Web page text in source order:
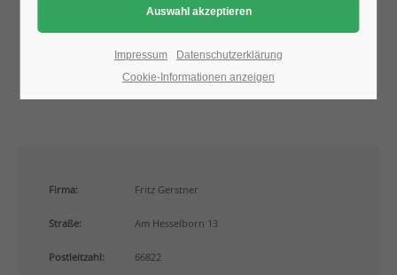
376-293 City Road, Suite 600
San Francisco, CA 94102
info@yourdomain.com
About us
Lorem ipsum dolor sit amet, consectetuer adipiscing
Firma: Fritz Gerstner
Straße: Am Hesselborn 13
Postleitzahl: 66822
Impressum
Datenschutzerklärung
Cookie-Informationen anzeigen